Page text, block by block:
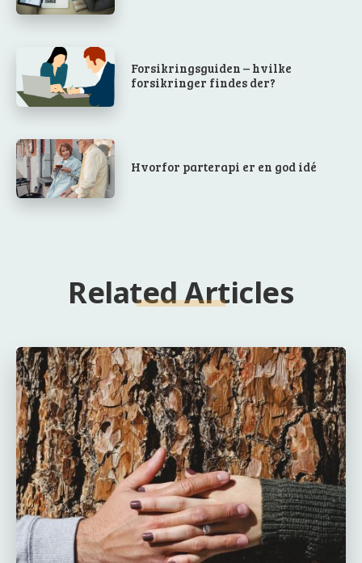
Forsikringsguiden – hvilke
forsikringer findes der?
Hvorfor parterapi er en god idé
Related Articles